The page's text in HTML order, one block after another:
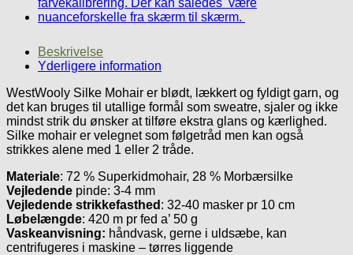
Beskrivelse
Yderligere information
WestWooly Silke Mohair er blødt, lækkert og fyldigt garn, og
det kan bruges til utallige formål som sweatre, sjaler og ikke
mindst strik du ønsker at tilføre ekstra glans og kærlighed.
Silke mohair er velegnet som følgetråd men kan også
strikkes alene med 1 eller 2 tråde.
Materiale: 72 % Superkidmohair, 28 % Morbærsilke
Vejledende pinde: 3-4 mm
Vejledende strikkefasthed : 32-40 masker pr 10 cm
Løbelængde: 420 m pr fed a’ 50 g
Vaskeanvisning: håndvask, gerne i uldsæbe, kan
centrifugeres i maskine – tørres liggende